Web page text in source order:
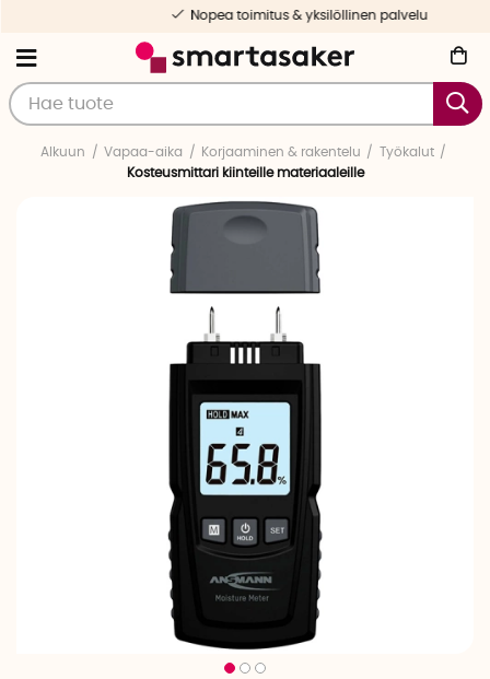
Nopea toimitus & yksilöllinen palvelu
Alkuun Vapaa-aika Korjaaminen & rakentelu
Työkalut
Kosteusmittari kiinteille materiaaleille